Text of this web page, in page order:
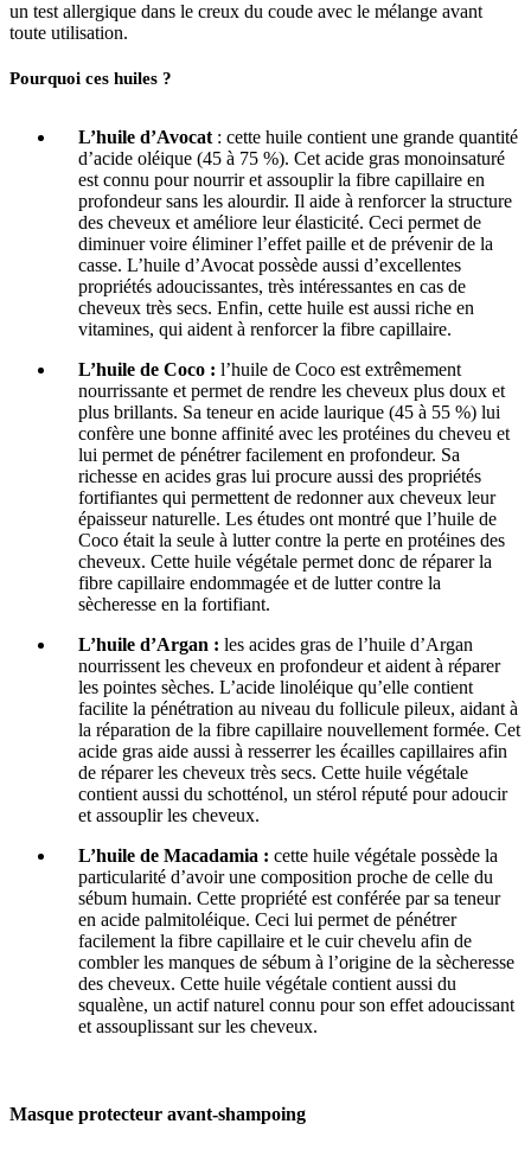
un test allergique dans le creux du coude avec le mélange avant
toute utilisation.
Pourquoi ces huiles ?
L’huile d’Avocat : cette huile contient une grande quantité
d’acide oléique (45 à 75 %). Cet acide gras monoinsaturé
est connu pour nourrir et assouplir la fibre capillaire en
profondeur sans les alourdir. Il aide à renforcer la structure
des cheveux et améliore leur élasticité. Ceci permet de
diminuer voire éliminer l’effet paille et de prévenir de la
casse. L’huile d’Avocat possède aussi d’excellentes
propriétés adoucissantes, très intéressantes en cas de
cheveux très secs. Enfin, cette huile est aussi riche en
vitamines, qui aident à renforcer la fibre capillaire.
L’huile de Coco : l’huile de Coco est extrêmement
nourrissante et permet de rendre les cheveux plus doux et
plus brillants. Sa teneur en acide laurique (45 à 55 %) lui
confère une bonne affinité avec les protéines du cheveu et
lui permet de pénétrer facilement en profondeur. Sa
richesse en acides gras lui procure aussi des propriétés
fortifiantes qui permettent de redonner aux cheveux leur
épaisseur naturelle. Les études ont montré que l’huile de
Coco était la seule à lutter contre la perte en protéines des
cheveux. Cette huile végétale permet donc de réparer la
fibre capillaire endommagée et de lutter contre la
sècheresse en la fortifiant.
L’huile d’Argan : les acides gras de l’huile d’Argan
nourrissent les cheveux en profondeur et aident à réparer
les pointes sèches. L’acide linoléique qu’elle contient
facilite la pénétration au niveau du follicule pileux, aidant à
la réparation de la fibre capillaire nouvellement formée. Cet
acide gras aide aussi à resserrer les écailles capillaires afin
de réparer les cheveux très secs. Cette huile végétale
contient aussi du schotténol, un stérol réputé pour adoucir
et assouplir les cheveux.
L’huile de Macadamia : cette huile végétale possède la
particularité d’avoir une composition proche de celle du
sébum humain. Cette propriété est conférée par sa teneur
en acide palmitoléique. Ceci lui permet de pénétrer
facilement la fibre capillaire et le cuir chevelu afin de
combler les manques de sébum à l’origine de la sècheresse
des cheveux. Cette huile végétale contient aussi du
squalène, un actif naturel connu pour son effet adoucissant
et assouplissant sur les cheveux.
Masque protecteur avant-shampoing